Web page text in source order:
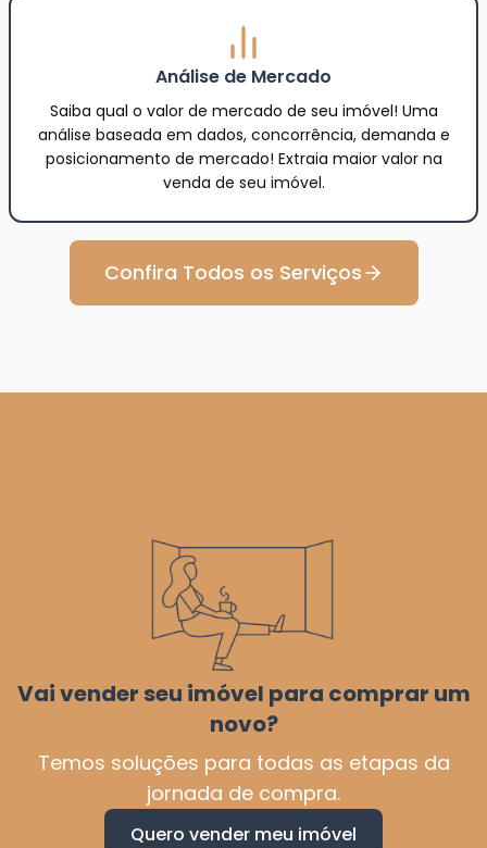
Análise de Mercado
Saiba qual o valor de mercado de seu imóvel! Uma
análise baseada em dados, concorrência, demanda e
posicionamento de mercado! Extraia maior valor na
venda de seu imóvel.
Confira Todos os Serviços
Vai vender seu imóvel para comprar um
novo?
Temos soluções para todas as etapas da
jornada de compra.
Quero vender meu imóvel